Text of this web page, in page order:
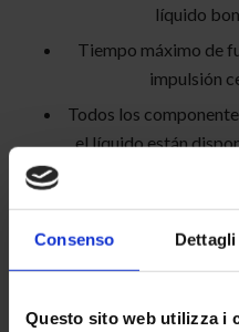
Consenso Dettagli
Questo sito web utilizza i
líquido
Tiempo máximo de
impulsión
Todos los
el líquido están